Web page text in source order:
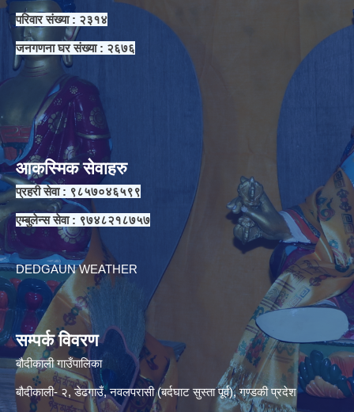
परिवार संख्या : २३१४
जनगणना घर संख्या : २६७६
आकस्मिक सेवाहरु
प्रहरी सेवा : ९८५७०४६५९९
एम्बुलेन्स सेवा : ९७४८२१८७५७
DEDGAUN WEATHER
सम्पर्क विवरण
बौदीकाली गाउँपालिका
बौदीकाली- २, डेढगाउँ, नवलपरासी (बर्दघाट सुस्ता पूर्व), गण्डकी प्रदेश